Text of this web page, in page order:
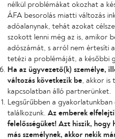
nélkül problémákat okozhat a
ÁFA besorolás miatti változás
adóalanynak, tehát azokat
szokott lenni még az is, amikor
adószámát, s arról nem értesíti
tetézi a problémáját, a későbbi
Ha az ügyvezető(k) személye,
változás következik be , akkor
kapcsolatban álló partnerünket.
Legsűrűbben a
találkozunk. Az emberek
felelősségüket! Azt hiszik,
más személynek, akkor nekik